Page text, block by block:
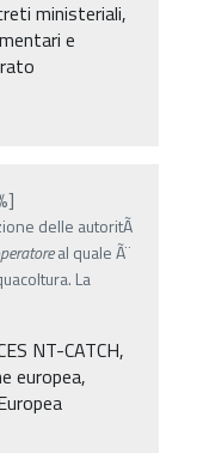
ministeriali,
e
delle autoritÃ
al quale Ã¨
La
NT-CATCH,
europea,